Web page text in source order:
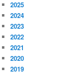
2025
2024
2023
2022
2021
2020
2019